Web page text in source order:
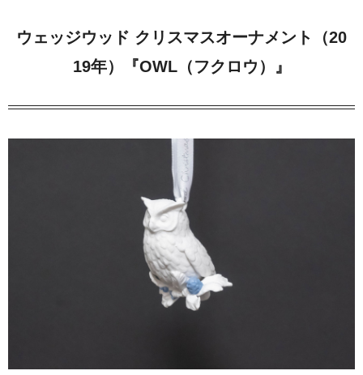
ウェッジウッド クリスマスオーナメント（20
19年）『OWL（フクロウ）』